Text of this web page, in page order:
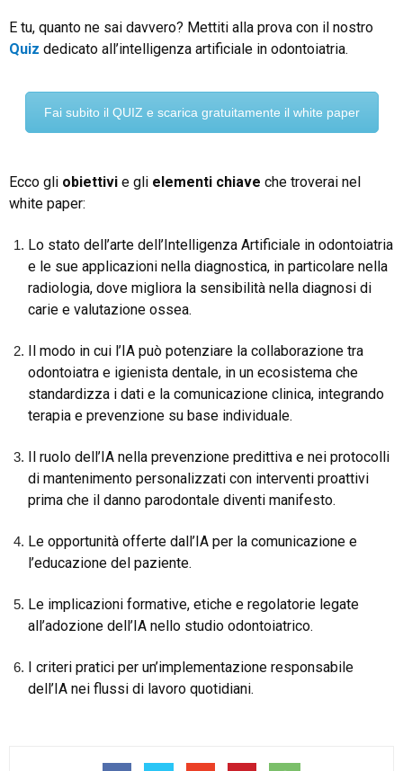
E tu, quanto ne sai davvero? Mettiti alla prova con il nostro
Quiz dedicato all’intelligenza artificiale in odontoiatria.
Fai subito il QUIZ e scarica gratuitamente il white paper
Ecco gli obiettivi e gli elementi chiave che troverai nel
white paper:
Lo stato dell’arte dell’Intelligenza Artificiale in odontoiatria
e le sue applicazioni nella diagnostica, in particolare nella
radiologia, dove migliora la sensibilità nella diagnosi di
carie e valutazione ossea.
Il modo in cui l’IA può potenziare la collaborazione tra
odontoiatra e igienista dentale, in un ecosistema che
standardizza i dati e la comunicazione clinica, integrando
terapia e prevenzione su base individuale.
Il ruolo dell’IA nella prevenzione predittiva e nei protocolli
di mantenimento personalizzati con interventi proattivi
prima che il danno parodontale diventi manifesto.
Le opportunità offerte dall’IA per la comunicazione e
l’educazione del paziente.
Le implicazioni formative, etiche e regolatorie legate
all’adozione dell’IA nello studio odontoiatrico.
I criteri pratici per un’implementazione responsabile
dell’IA nei flussi di lavoro quotidiani.